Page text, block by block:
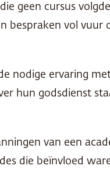
geen cursus
vol vuur
nodige ervaring
hun godsdienst
van een
die beïnvloed